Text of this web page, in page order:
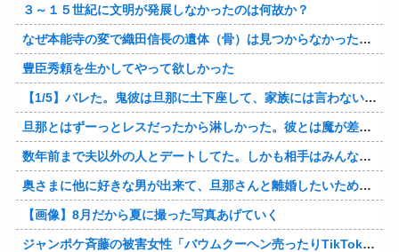
３～１５世紀に文明が発展しなかったのは何故か？
なぜ本能寺の変で織田信長の遺体（骨）は見つからなかったのか
豊臣秀頼を生かしてやって欲しかった
【1/5】バレた。鬼彼は旦那に土下座して、家族には言わないで下さいって…。いつの間にか子供も出来ていたようで私はドン引きでした。→お前の旦那はお前にドン引きだよｗ
旦那とはずーっとレスだったから淋しかった。彼とは魔が差したというか恋に恋してしまって… 結婚してくれ！って言われたけど、それは彼が毎日色々したいだけ。やっと目が覚めた。
数年前まで夫以外の人とデートしてた。しかも相手はみんな夫の仕事関係の人。例えるなら夫はサッカーチームの管理栄養士、デート相手複数人は全員そのサッカーチーム選手みたいな。
奥さまに他に好きな男が出来て、旦那さんと離婚したいため旦那さんのＤＶをでっちあげて、まんまと周りを騙している話を聞いたのは、未来の鬼女たちだったｗ
【画像】8月だから夏に撮った写真あげていく
ジャンポケ斉藤の被害女性「バウムクーヘン売ったりTikTokライブしててムカついたから示談しなかった」